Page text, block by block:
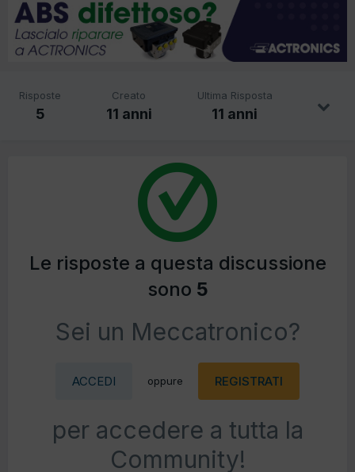
Risposte
5
Creato
11 anni
Ultima Risposta
11 anni
Le risposte a questa discussione
sono 5
Sei un Meccatronico?
ACCEDI oppure REGISTRATI
per accedere a tutta la
Community!